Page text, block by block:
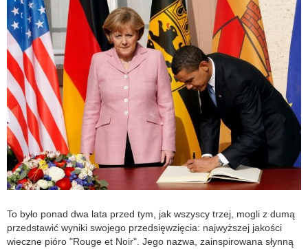
To było ponad dwa lata przed tym, jak wszyscy trzej, mogli z dumą
przedstawić wyniki swojego przedsięwzięcia: najwyższej jakości
wieczne pióro "Rouge et Noir". Jego nazwa, zainspirowana słynną